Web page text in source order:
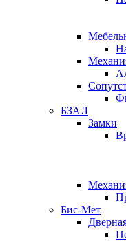
БЗАЛ
Замки
Бис-Мет